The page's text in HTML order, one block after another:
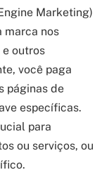
Marketing)
marca nos
outros
você paga
páginas de
específicas.
para
ou serviços, ou